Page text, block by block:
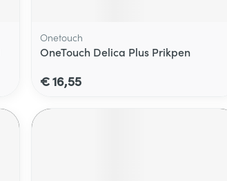
Onetouch
OneTouch Delica Plus Prikpen
€ 16,55